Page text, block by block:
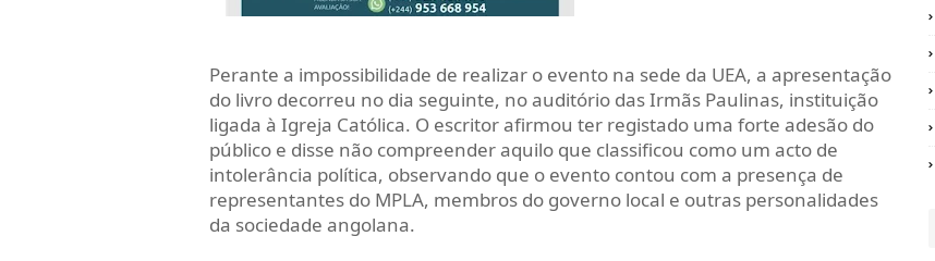
Perante a impossibilidade de realizar o evento na sede da UEA, a apresentação
do livro decorreu no dia seguinte, no auditório das Irmãs Paulinas, instituição
ligada à Igreja Católica. O escritor afirmou ter registado uma forte adesão do
público e disse não compreender aquilo que classificou como um acto de
intolerância política, observando que o evento contou com a presença de
representantes do MPLA, membros do governo local e outras personalidades
da sociedade angolana.